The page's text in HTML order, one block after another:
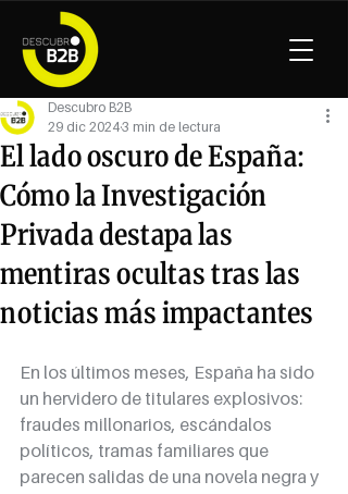
El lado oscuro de España:
Cómo la Investigación
Privada destapa las
mentiras ocultas tras las
noticias más impactantes
Descubro B2B
29 dic 20243 min de lectura
En los últimos meses, España ha sido
un hervidero de titulares explosivos:
fraudes millonarios, escándalos
políticos, tramas familiares que
parecen salidas de una novela negra y